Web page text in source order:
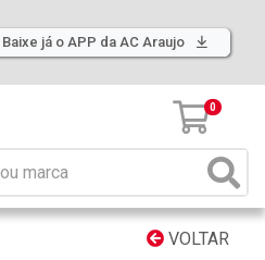
Baixe já o APP da AC Araujo
0
VOLTAR